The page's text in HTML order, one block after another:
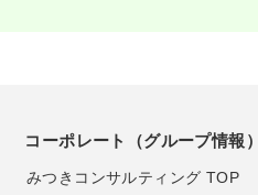
コーポレート（グループ情報）
みつきコンサルティング TOP